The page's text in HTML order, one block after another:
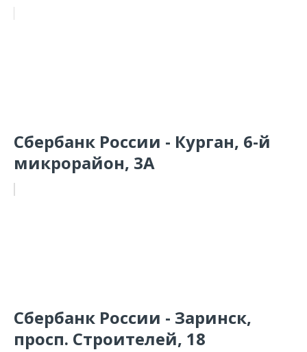
Сбербанк России - Курган, 6-й
микрорайон, 3А
Сбербанк России - Заринск,
просп. Строителей, 18